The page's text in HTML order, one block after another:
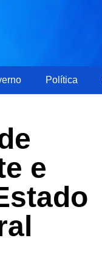
Política
e